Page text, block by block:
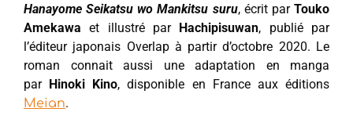
Hanayome Seikatsu wo Mankitsu suru, écrit parTouko
Amekawa et illustré par Hachipisuwan, publié par
l’éditeur japonais Overlap à partir d’octobre 2020. Le
roman connait aussi une adaptation en manga
par Hinoki Kino, disponible en France aux éditions
Meian.